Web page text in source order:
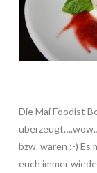
Die Mai Foodist
bzw. waren :-) Es
euch immer